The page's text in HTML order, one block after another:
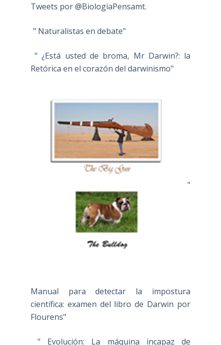
Tweets por @BiologiaPensamt.
" Naturalistas en debate"
" ¿Está usted de broma, Mr Darwin?: la
Retórica en el corazón del darwinismo"
"
Manual para detectar la impostura
científica: examen del libro de Darwin por
Flourens"
" Evolución: La máquina incapaz de